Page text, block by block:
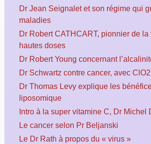
Dr Jean Seignalet et son régime qui
maladies
Dr Robert CATHCART, pionnier de la
hautes doses
Dr Robert Young concernant
Dr Schwartz contre cancer, avec ClO2
Dr Thomas Levy explique les
liposomique
Intro à la super vitamine C, Dr Michel
Le cancer selon Pr Beljanski
Le Dr Rath à propos du « virus »